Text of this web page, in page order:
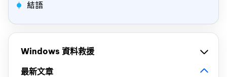
結語
Windows 資料救援
最新文章